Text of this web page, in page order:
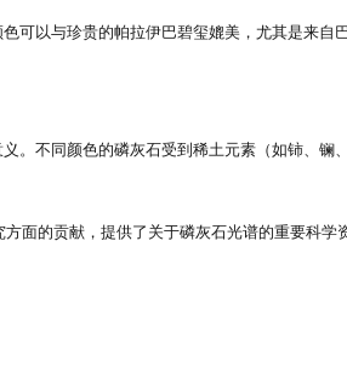
色可以与珍贵的帕拉伊巴碧玺媲美，尤其是来自
。不同颜色的磷灰石受到稀土元素（如铈、镧
面的贡献，提供了关于磷灰石光谱的重要科学